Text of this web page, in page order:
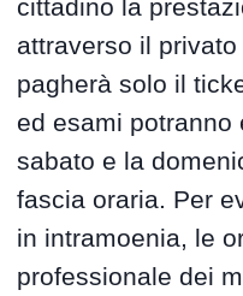
cittadino la
attraverso il
pagherà solo il
ed esami potranno
sabato e la
fascia oraria. Per
in intramoenia, le
professionale dei